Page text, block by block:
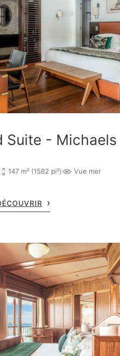
Suite - Michaels
147 m² (1582 pi²) Vue mer